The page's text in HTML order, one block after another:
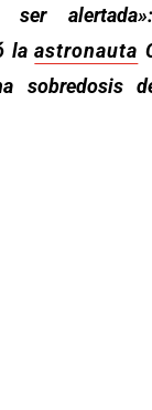
ser
laastronauta
sobredosis